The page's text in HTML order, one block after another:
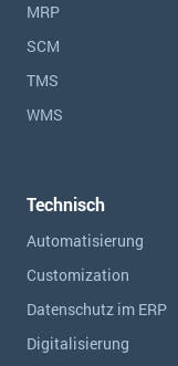
MRP
SCM
TMS
WMS
Technisch
Automatisierung
Customization
Datenschutz im ERP
Digitalisierung